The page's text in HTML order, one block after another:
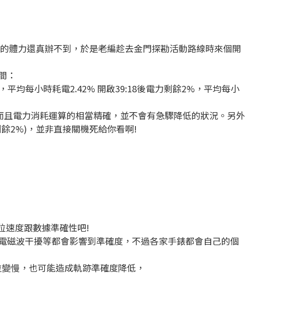
體力還真辦不到，於是老編趁去金門探勘活動路線時來個開
：
均每小時耗電2.42% 開啟39:18後電力剩餘2%，平均每小
且電力消耗運算的相當精確，並不會有急驟降低的狀況。另外
2%)，並非直接關機死給你看啊!
速度跟數據準確性吧!
波干擾等都會影響到準確度，不過各家手錶都會自己的個
慢，也可能造成軌跡準確度降低，